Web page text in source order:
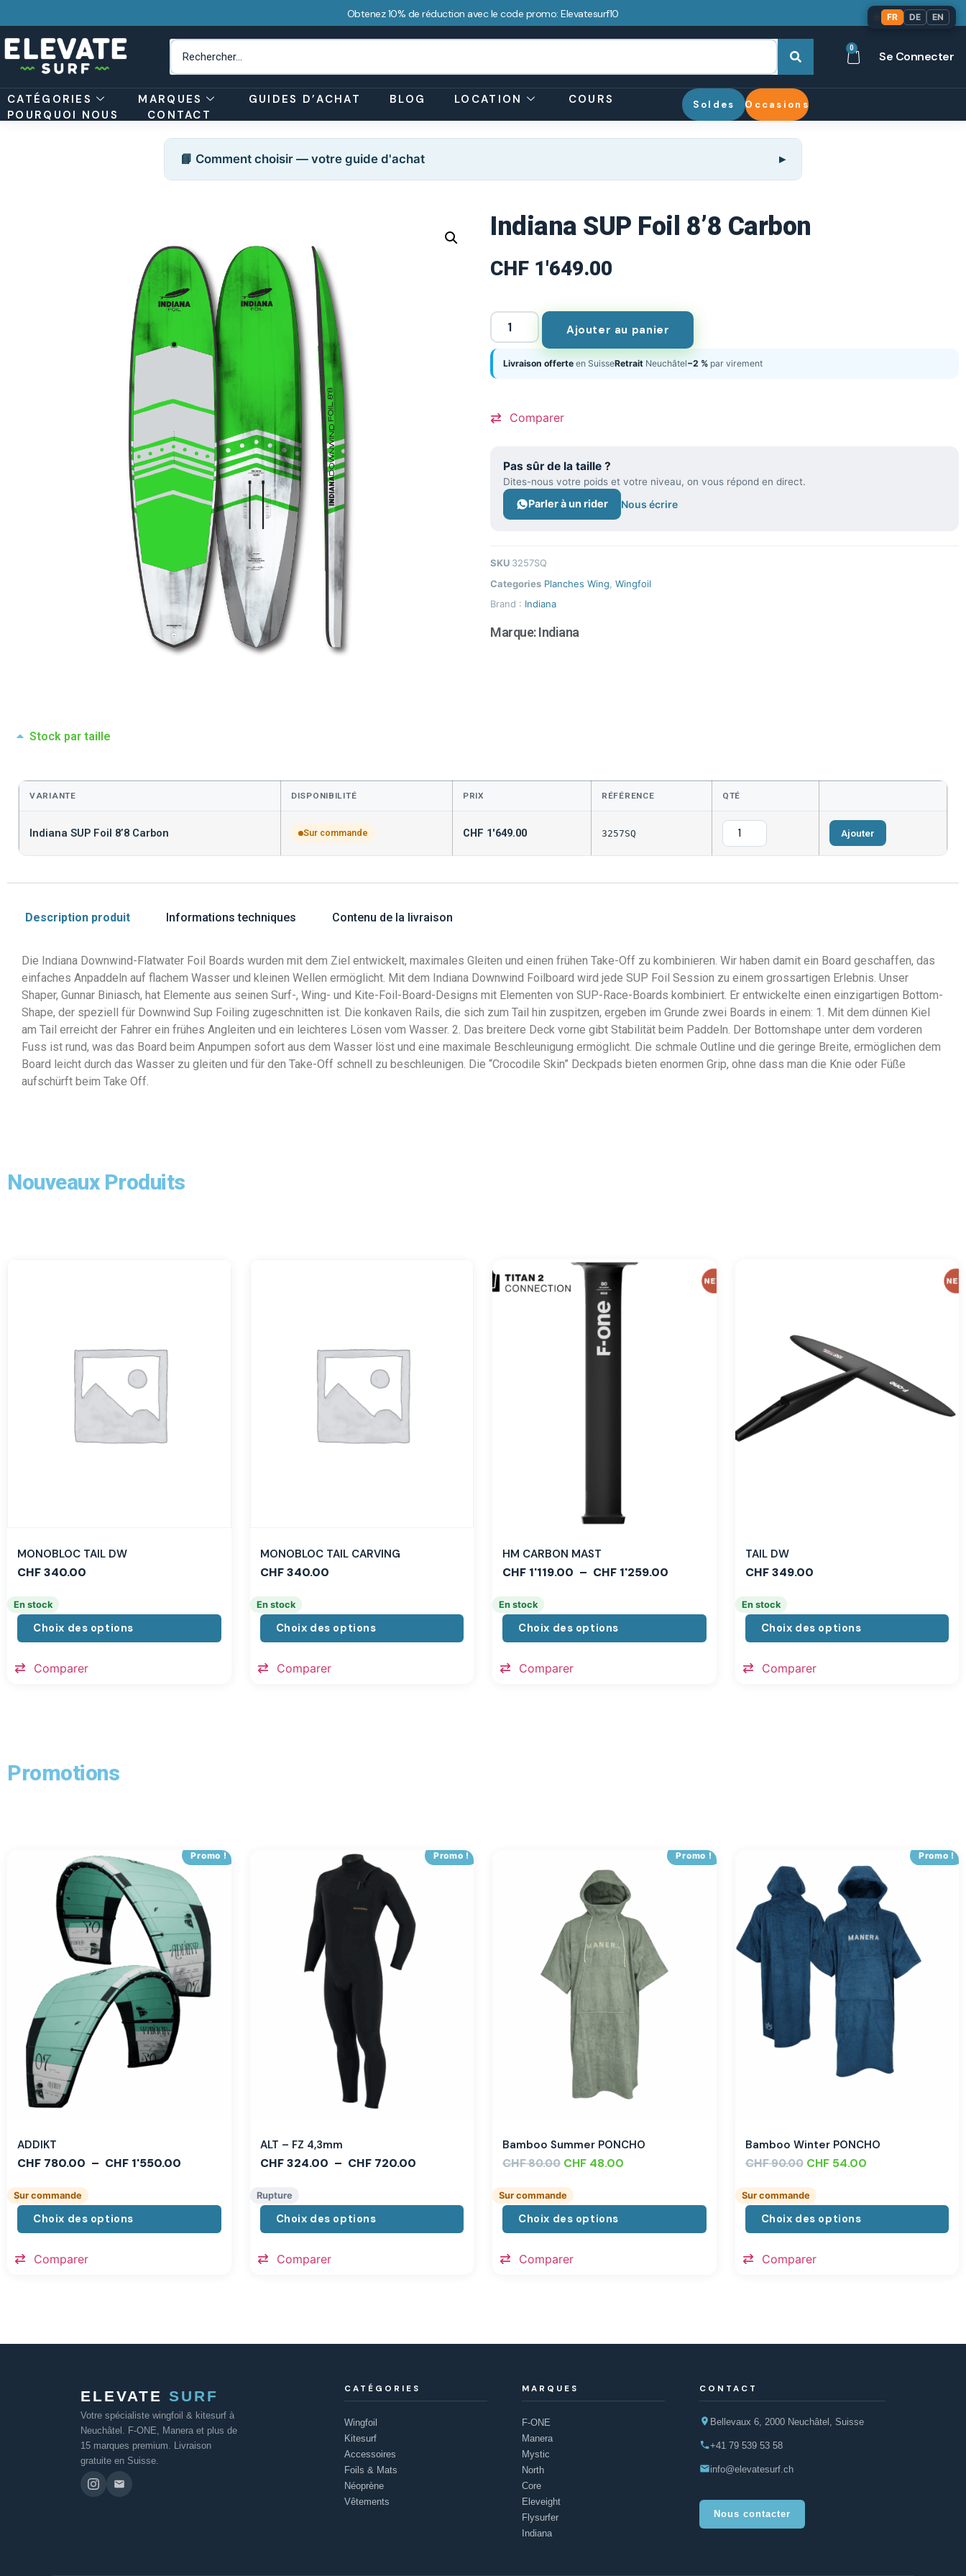
Obtenez 10% de réduction avec le code promo: Elevatesurf10
0
Se Connecter
CATÉGORIES MARQUES GUIDES D’ACHAT BLOG LOCATION
COURS
POURQUOI NOUS
CONTACT
Soldes Occasions
📘 Comment choisir — votre guide d'achat
Indiana SUP Foil 8’8 Carbon
CHF 1'649.00
Ajouter au panier
Livraison offerte en SuisseRetrait Neuchâtel−2 % par virement
Comparer
Pas sûr de la taille ?
Dites-nous votre poids et votre niveau, on vous répond en direct.
Parler à un rider Nous écrire
SKU 3257SQ
Categories Planches Wing, Wingfoil
Brand : Indiana
Marque:Indiana
Stock par taille
VARIANTE DISPONIBILITÉ PRIX RÉFÉRENCE QTÉ
Indiana SUP Foil 8’8 Carbon Sur commande CHF 1'649.00 3257SQ Ajouter
Description produit Informations techniques Contenu de la livraison
Die Indiana Downwind-Flatwater Foil Boards wurden mit dem Ziel entwickelt, maximales Gleiten und einen frühen Take-Off zu kombinieren. Wir haben damit ein Board geschaffen, das
einfaches Anpaddeln auf flachem Wasser und kleinen Wellen ermöglicht. Mit dem Indiana Downwind Foilboard wird jede SUP Foil Session zu einem grossartigen Erlebnis. Unser
Shaper, Gunnar Biniasch, hat Elemente aus seinen Surf-, Wing- und Kite-Foil-Board-Designs mit Elementen von SUP-Race-Boards kombiniert. Er entwickelte einen einzigartigen Bottom-
Shape, der speziell für Downwind Sup Foiling zugeschnitten ist. Die konkaven Rails, die sich zum Tail hin zuspitzen, ergeben im Grunde zwei Boards in einem: 1. Mit dem dünnen Kiel
am Tail erreicht der Fahrer ein frühes Angleiten und ein leichteres Lösen vom Wasser. 2. Das breitere Deck vorne gibt Stabilität beim Paddeln. Der Bottomshape unter dem vorderen
Fuss ist rund, was das Board beim Anpumpen sofort aus dem Wasser löst und eine maximale Beschleunigung ermöglicht. Die schmale Outline und die geringe Breite, ermöglichen dem
Board leicht durch das Wasser zu gleiten und für den Take-Off schnell zu beschleunigen. Die “Crocodile Skin” Deckpads bieten enormen Grip, ohne dass man die Knie oder Füße
aufschürft beim Take Off.
Nouveaux Produits
MONOBLOC TAIL DW
CHF340.00
En stock
Choix des options
Comparer
MONOBLOC TAIL CARVING
CHF340.00
En stock
Choix des options
Comparer
HM CARBON MAST
CHF 1'119.00 – CHF 1'259.00
En stock
Choix des options
Comparer
TAIL DW
CHF349.00
En stock
Choix des options
Comparer
Promotions
Promo !
ADDIKT
CHF 780.00 – CHF 1'550.00
Sur commande
Choix des options
Comparer
Promo !
ALT – FZ 4,3mm
CHF324.00 – CHF720.00
Rupture
Choix des options
Comparer
Promo !
Bamboo Summer PONCHO
CHF80.00 CHF 48.00
Sur commande
Choix des options
Comparer
Promo !
Bamboo Winter PONCHO
CHF90.00 CHF54.00
Sur commande
Choix des options
Comparer
ELEVATE SURF
Votre spécialiste wingfoil & kitesurf à
Neuchâtel. F-ONE, Manera et plus de
15 marques premium. Livraison
gratuite en Suisse.
CATÉGORIES
Wingfoil
Kitesurf
Accessoires
Foils & Mats
Néoprène
Vêtements
MARQUES
F-ONE
Manera
Mystic
North
Core
Eleveight
Flysurfer
Indiana
CONTACT
Bellevaux 6, 2000 Neuchâtel, Suisse
+41 79 539 53 58
info@elevatesurf.ch
Nous contacter
FR DE EN